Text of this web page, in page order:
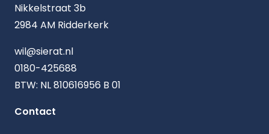
Nikkelstraat 3b
2984 AM Ridderkerk
wil@sierat.nl
0180-425688
BTW: NL 810616956 B 01
Contact